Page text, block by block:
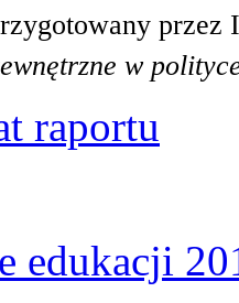
w
raportu
edukacji